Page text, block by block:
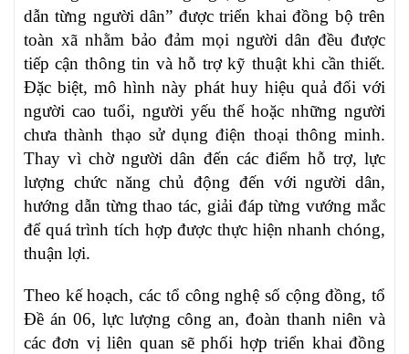
dẫn từng người dân” được triển khai đồng bộ trên
toàn xã nhằm bảo đảm mọi người dân đều được
tiếp cận thông tin và hỗ trợ kỹ thuật khi cần thiết.
Đặc biệt, mô hình này phát huy hiệu quả đối với
người cao tuổi, người yếu thế hoặc những người
chưa thành thạo sử dụng điện thoại thông minh.
Thay vì chờ người dân đến các điểm hỗ trợ, lực
lượng chức năng chủ động đến với người dân,
hướng dẫn từng thao tác, giải đáp từng vướng mắc
để quá trình tích hợp được thực hiện nhanh chóng,
thuận lợi.
Theo kế hoạch, các tổ công nghệ số cộng đồng, tổ
Đề án 06, lực lượng công an, đoàn thanh niên và
các đơn vị liên quan sẽ phối hợp triển khai đồng